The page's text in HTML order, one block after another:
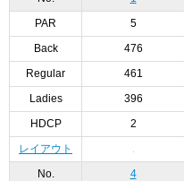
PAR 5
Back 476
Regular 461
Ladies 396
HDCP 2
レイアウト
No. 4